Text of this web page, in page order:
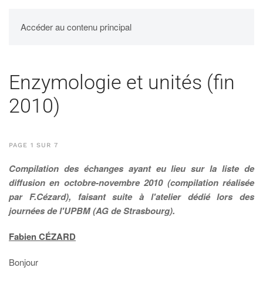
Accéder au contenu principal
UPBM
Enzymologie et unités (fin
2010)
PAGE 1 SUR 7
Compilation des échanges ayant eu lieu sur la liste de
diffusion en octobre-novembre 2010 (compilation réalisée
par F.Cézard), faisant suite à l'atelier dédié lors des
journées de l'UPBM (AG de Strasbourg).
Fabien CÉZARD
Bonjour